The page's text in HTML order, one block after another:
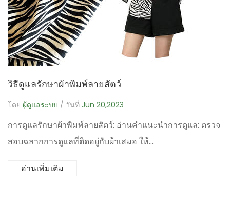
วิธีดูแลรักษาผ้าพิมพ์ลายสัตว์
โดย ผู้ดูแลระบบ / วันที่ Jun 20,2023
การดูแลรักษาผ้าพิมพ์ลายสัตว์: อ่านคำแนะนำการดูแล: ตรวจ
สอบฉลากการดูแลที่ติดอยู่กับผ้าเสมอ ให้...
อ่านเพิ่มเติม